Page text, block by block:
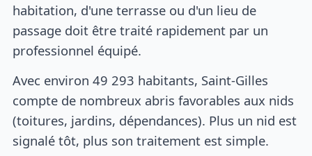
habitation, d'une terrasse ou d'un lieu de
passage doit être traité rapidement par un
professionnel équipé.
Avec environ 49 293 habitants, Saint-Gilles
compte de nombreux abris favorables aux nids
(toitures, jardins, dépendances). Plus un nid est
signalé tôt, plus son traitement est simple.